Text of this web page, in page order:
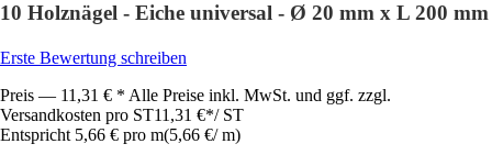
10 Holznägel - Eiche universal - Ø 20 mm x L 200 mm
Erste Bewertung schreiben
Preis — 11,31 € * Alle Preise inkl. MwSt. und ggf. zzgl.
Versandkosten pro ST11,31 €*/ ST
Entspricht 5,66 € pro m(5,66 €/ m)